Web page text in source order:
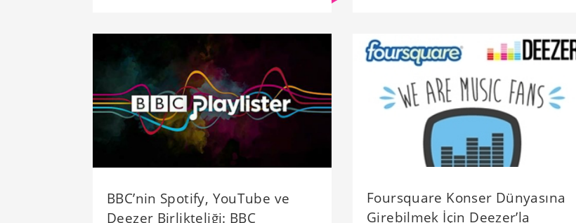
BBC’nin Spotify, YouTube ve
Deezer Birlikteliği: BBC
Foursquare Konser Dünyasına
Girebilmek İçin Deezer’la